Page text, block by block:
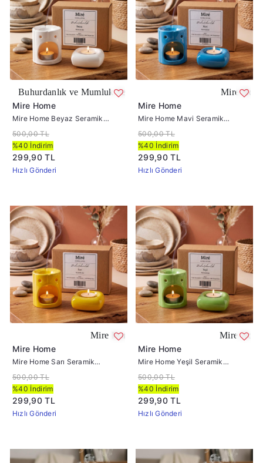
Mumluk Seti Beyaz
Mire Home
Mire Home Beyaz Seramik
Buhurdanlık ve Mumluk Seti
500,00 TL
%40 İndirim
299,90 TL
Hızlı Gönderi
Mire Home Mavi Seramik
Mire Home
Mire Home Mavi Seramik
Buhurdanlık ve Mumluk Seti
500,00 TL
%40 İndirim
299,90 TL
Hızlı Gönderi
Mire Home Sarı Seramik Buhurdanlık ve Mumluk Seti
Mire Home
Mire Home Sarı Seramik
Buhurdanlık ve Mumluk Seti
500,00 TL
%40 İndirim
299,90 TL
Hızlı Gönderi
Mire Home Yeşil Seramik
Mire Home
Mire Home Yeşil Seramik
Buhurdanlık ve Mumluk Seti
500,00 TL
%40 İndirim
299,90 TL
Hızlı Gönderi